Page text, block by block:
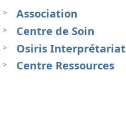
Association
Centre de Soin
Osiris Interprétariat
Centre Ressources